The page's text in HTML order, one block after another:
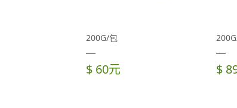
200G/包
$ 60元 $